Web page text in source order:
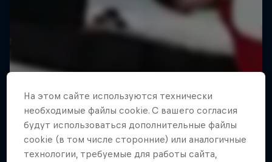
На этом сайте иcпользуются технически
необходимые файлы cookie. С вашего согласия
будут использоваться дополнительные файлы
cookie (в том числе сторонние) или аналогичные
технологии, требуемые для работы сайта,